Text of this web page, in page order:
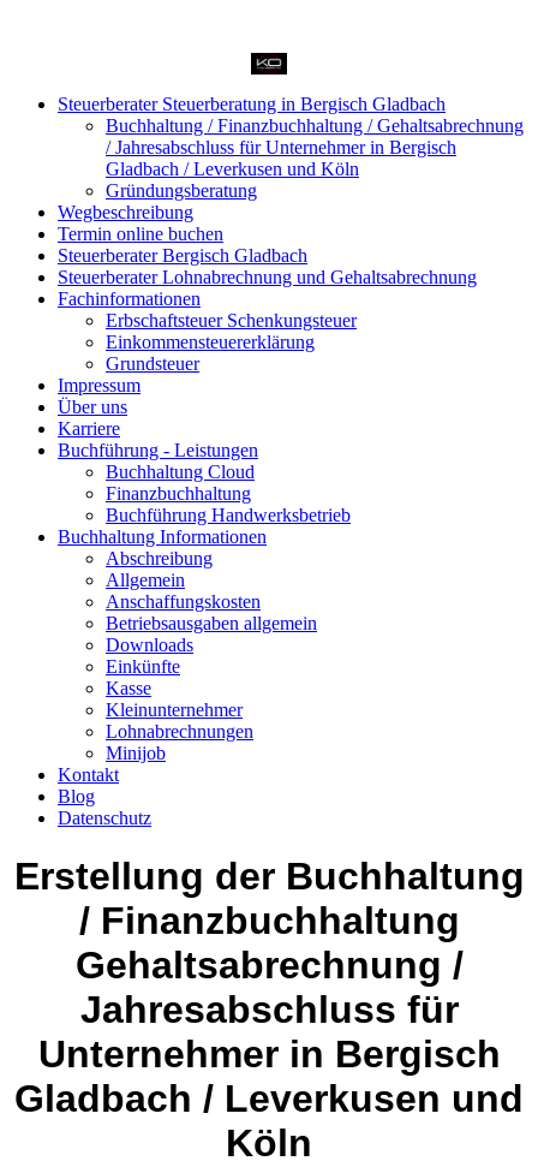
Steuerberater Steuerberatung in Bergisch Gladbach
Buchhaltung / Finanzbuchhaltung / Gehaltsabrechnung
/ Jahresabschluss für Unternehmer in Bergisch
Gladbach / Leverkusen und Köln
Gründungsberatung
Wegbeschreibung
Termin online buchen
Steuerberater Bergisch Gladbach
Steuerberater Lohnabrechnung und Gehaltsabrechnung
Fachinformationen
Erbschaftsteuer Schenkungsteuer
Einkommensteuererklärung
Grundsteuer
Impressum
Über uns
Karriere
Buchführung - Leistungen
Buchhaltung Cloud
Finanzbuchhaltung
Buchführung Handwerksbetrieb
Buchhaltung Informationen
Abschreibung
Allgemein
Anschaffungskosten
Betriebsausgaben allgemein
Downloads
Einkünfte
Kasse
Kleinunternehmer
Lohnabrechnungen
Minijob
Kontakt
Blog
Datenschutz
Erstellung der Buchhaltung
/ Finanzbuchhaltung
Gehaltsabrechnung /
Jahresabschluss für
Unternehmer in Bergisch
Gladbach / Leverkusen und
Köln